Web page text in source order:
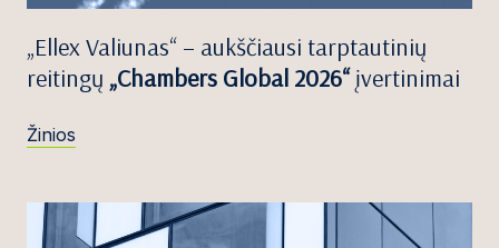
„Ellex Valiunas“ – aukščiausi tarptautinių
reitingų „Chambers Global 2026“įvertinimai
Žinios